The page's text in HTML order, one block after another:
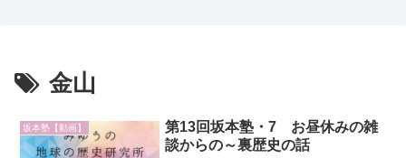
金山
坂本塾【動画】
第13回坂本塾・7 お昼休みの雑
談からの～裏歴史の話